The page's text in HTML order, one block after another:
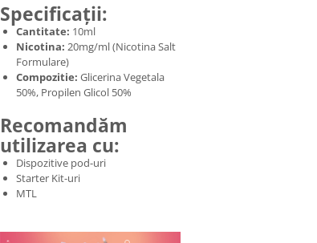
Specificații:
Cantitate: 10ml
Nicotina: 20mg/ml (Nicotina Salt
Formulare)
Compozitie: Glicerina Vegetala
50%, Propilen Glicol 50%
Recomandăm
utilizarea cu:
Dispozitive pod-uri
Starter Kit-uri
MTL